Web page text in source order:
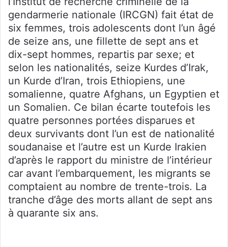
gendarmerie nationale (IRCGN) fait état de
six femmes, trois adolescents dont l’un âgé
de seize ans, une fillette de sept ans et
dix-sept hommes, repartis par sexe; et
selon les nationalités, seize Kurdes d’Irak,
un Kurde d’Iran, trois Ethiopiens, une
somalienne, quatre Afghans, un Egyptien et
un Somalien. Ce bilan écarte toutefois les
quatre personnes portées disparues et
deux survivants dont l’un est de nationalité
soudanaise et l’autre est un Kurde Irakien
d’après le rapport du ministre de l’intérieur
car avant l’embarquement, les migrants se
comptaient au nombre de trente-trois. La
tranche d’âge des morts allant de sept ans
à quarante six ans.